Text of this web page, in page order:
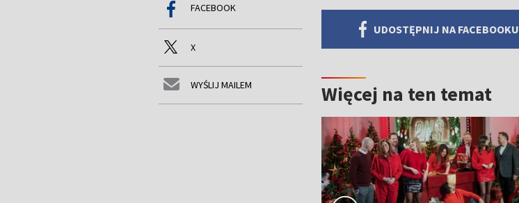
FACEBOOK
X
WYŚLIJ MAILEM
UDOSTĘPNIJ NA FACEBOOKU
Więcej na ten temat